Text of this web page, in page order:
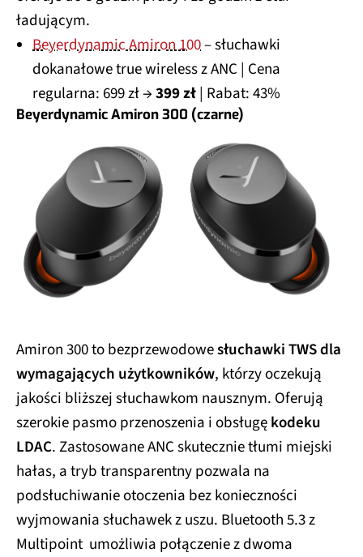
ładującym.
Beyerdynamic Amiron 100– słuchawki
dokanałowe true wireless z ANC | Cena
regularna: 699 zł →399 zł| Rabat: 43%
Beyerdynamic Amiron 300 (czarne)
Amiron 300 to bezprzewodowesłuchawki TWS dla
wymagających użytkowników, którzy oczekują
jakości bliższej słuchawkom nausznym. Oferują
szerokie pasmo przenoszenia i obsługękodeku
LDAC. Zastosowane ANC skutecznie tłumi miejski
hałas, a tryb transparentny pozwala na
podsłuchiwanie otoczenia bez konieczności
wyjmowania słuchawek z uszu. Bluetooth 5.3 z
Multipoint umożliwia połączenie z dwoma